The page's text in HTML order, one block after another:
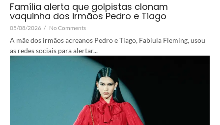
Família alerta que golpistas clonam
vaquinha dos irmãos Pedro e Tiago
05/08/2026 / No Comments
A mãe dos irmãos acreanos Pedro e Tiago, Fabiula Fleming, usou
as redes sociais para alertar...